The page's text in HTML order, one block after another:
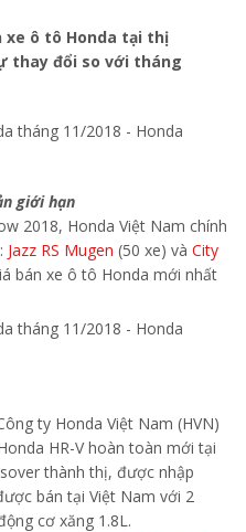
xe ô tô Honda tại thị
thay đổi so với tháng
giới hạn
2018, Honda Việt Nam chính
Jazz RS Mugen (50 xe) và City
bán xe ô tô Honda mới nhất
ty Honda Việt Nam (HVN)
HR-V hoàn toàn mới tại
thành thị, được nhập
bán tại Việt Nam với 2
cơ xăng 1.8L.